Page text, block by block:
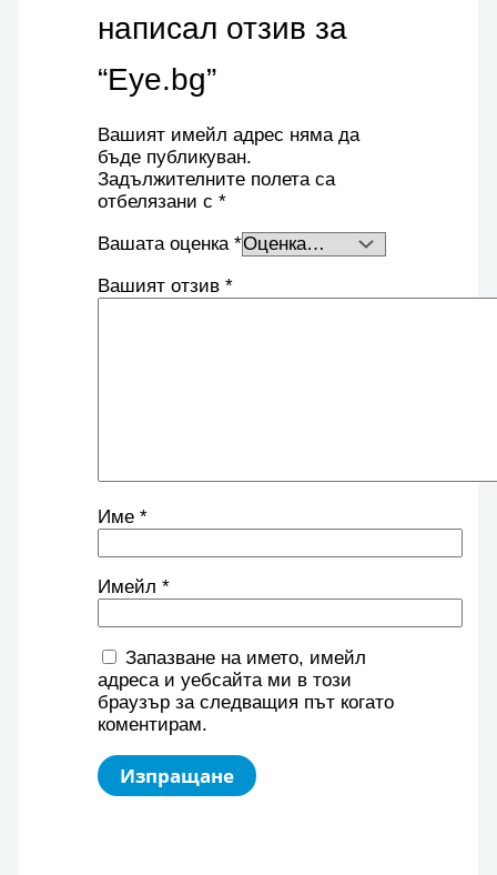
написал отзив за
“Eye.bg”
Вашият имейл адрес няма да
бъде публикуван.
Задължителните полета са
отбелязани с *
Вашата оценка *
Вашият отзив *
Име *
Имейл *
Запазване на името, имейл
адреса и уебсайта ми в този
браузър за следващия път когато
коментирам.